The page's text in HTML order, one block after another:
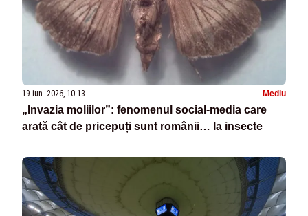
19 iun. 2026, 10:13 Mediu
„Invazia moliilor”: fenomenul social-media care
arată cât de pricepuți sunt românii… la insecte